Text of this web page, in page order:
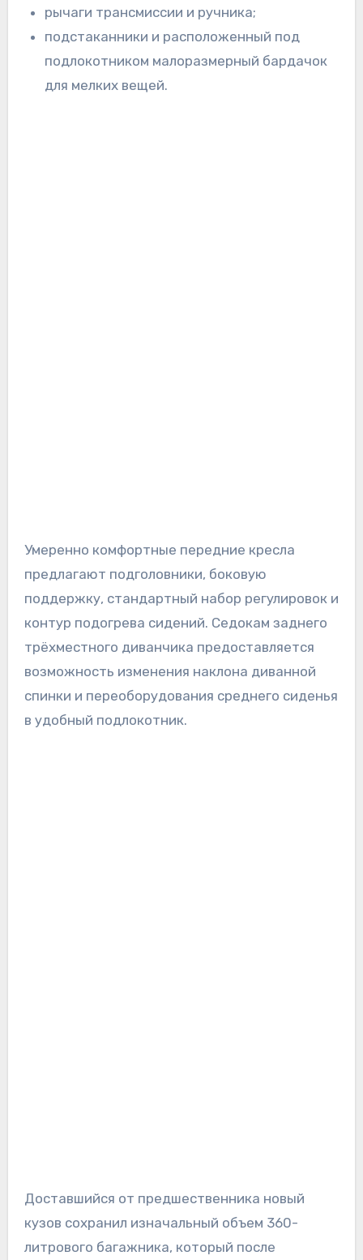
рычаги трансмиссии и ручника;
подстаканники и расположенный под
подлокотником малоразмерный бардачок
для мелких вещей.
Умеренно комфортные передние кресла
предлагают подголовники, боковую
поддержку, стандартный набор регулировок и
контур подогрева сидений. Седокам заднего
трёхместного диванчика предоставляется
возможность изменения наклона диванной
спинки и переоборудования среднего сиденья
в удобный подлокотник.
Доставшийся от предшественника новый
кузов сохранил изначальный объем 360-
литрового багажника, который после